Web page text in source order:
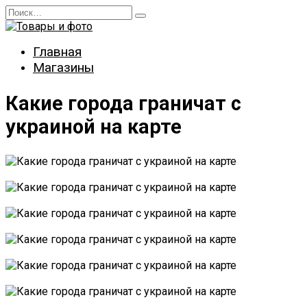
Перейти
к
Search
for:
Главная
Магазины
Какие города граничат с
украиной на карте